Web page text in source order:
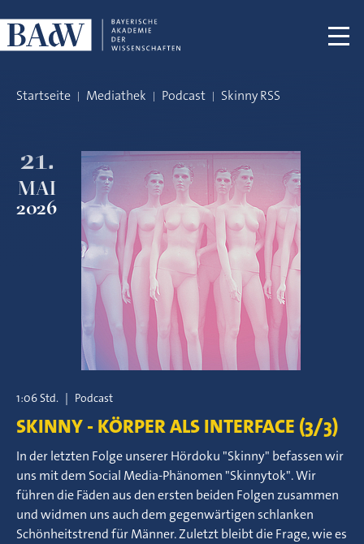
Startseite Mediathek Podcast Skinny RSS
21.
MAI
2026
1:06 Std. | Podcast
SKINNY - KÖRPER ALS INTERFACE (3/3)
In der letzten Folge unserer Hördoku "Skinny" befassen wir
uns mit dem Social Media-Phänomen "Skinnytok". Wir
führen die Fäden aus den ersten beiden Folgen zusammen
und widmen uns auch dem gegenwärtigen schlanken
Schönheitstrend für Männer. Zuletzt bleibt die Frage, wie es